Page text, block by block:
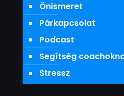
Önismeret
Párkapcsolat
Podcast
Segítség
Stressz